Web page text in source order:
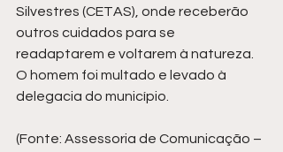
Silvestres (CETAS), onde receberão
outros cuidados para se
readaptarem e voltarem à natureza.
O homem foi multado e levado à
delegacia do município.
(Fonte: Assessoria de Comunicação –